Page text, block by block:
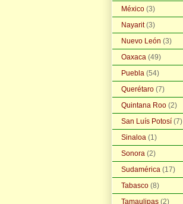
México (3)
Nayarit (3)
Nuevo León (3)
Oaxaca (49)
Puebla (54)
Querétaro (7)
Quintana Roo (2)
San Luís Potosí (7)
Sinaloa (1)
Sonora (2)
Sudamérica (17)
Tabasco (8)
Tamaulipas (2)